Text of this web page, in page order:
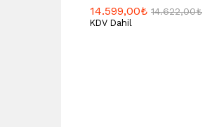
14.599,00₺ 14.622,00₺
KDV Dahil